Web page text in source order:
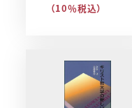
（10％税込）